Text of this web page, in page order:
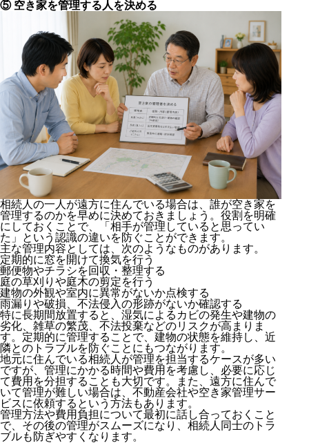
⑤ 空き家を管理する人を決める
相続人の一人が遠方に住んでいる場合は、誰が空き家を
管理するのかを早めに決めておきましょう。役割を明確
にしておくことで、「相手が管理していると思ってい
た」という認識の違いを防ぐことができます。
主な管理内容としては、次のようなものがあります。
定期的に窓を開けて換気を行う
郵便物やチラシを回収・整理する
庭の草刈りや庭木の剪定を行う
建物の外観や室内に異常がないか点検する
雨漏りや破損、不法侵入の形跡がないか確認する
特に長期間放置すると、湿気によるカビの発生や建物の
劣化、雑草の繁茂、不法投棄などのリスクが高まりま
す。定期的に管理することで、建物の状態を維持し、近
隣とのトラブルを防ぐことにもつながります。
地元に住んでいる相続人が管理を担当するケースが多い
ですが、管理にかかる時間や費用を考慮し、必要に応じ
て費用を分担することも大切です。また、遠方に住んで
いて管理が難しい場合は、不動産会社や空き家管理サー
ビスに依頼するという方法もあります。
管理方法や費用負担について最初に話し合っておくこと
で、その後の管理がスムーズになり、相続人同士のトラ
ブルも防ぎやすくなります。
① 相続人同士で今後の方針を話し合う
② 名義変更（相続登記）を行う
③ 建物の状態を確認する
④ 固定資産税や維持費を確認する
⑤ 空き家を管理する人を決める
⑥ 売却・活用も検討する
まとめ